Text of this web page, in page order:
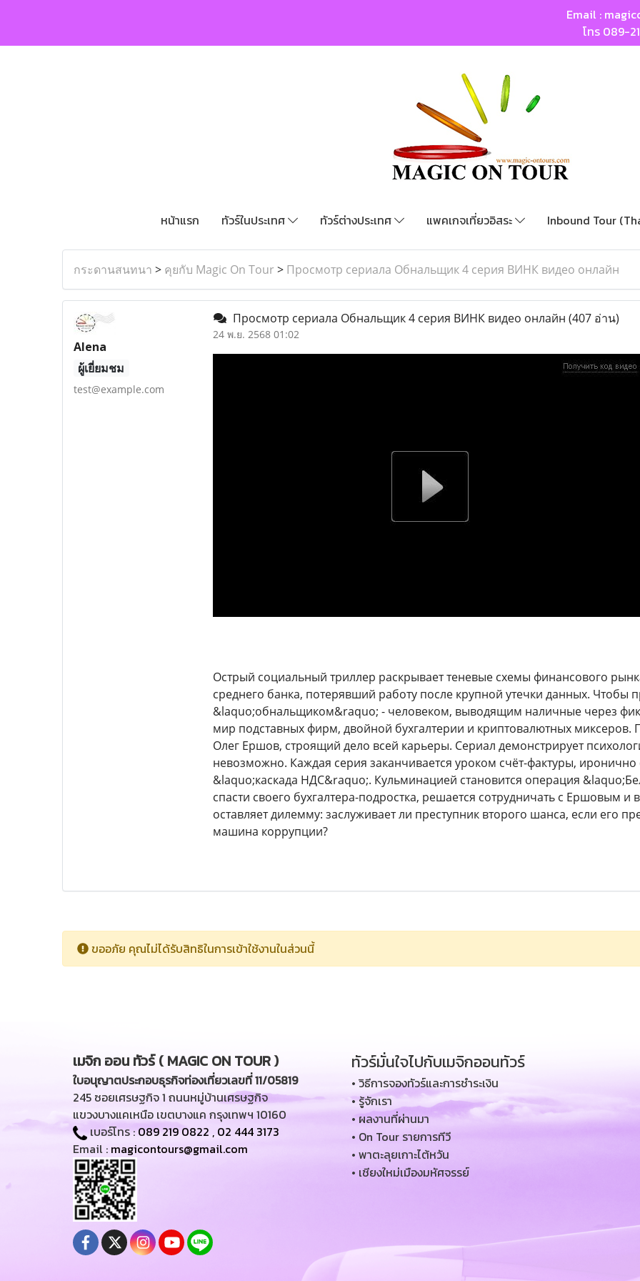
Email :
โทร 089-
หน้าแรก ทัวร์ในประเทศ ทัวร์ต่างประเทศ แพคเกจเที่ยวอิสระ Inbound Tour
กระดานสนทนา > คุยกับ Magic On Tour > Просмотр сериала Обнальщик 4 серия ВИНК видео онлайн
Alena
ผู้เยี่ยมชม
test@example.com
Просмотр сериала Обнальщик 4 серия ВИНК видео онлайн (407 อ่าน)
24 พ.ย. 2568 01:02
Острый социальный триллер раскрывает теневые схемы финансового
среднего банка, потерявший работу после крупной утечки данных. Чтобы
&laquo;обнальщиком&raquo; - человеком, выводящим наличные через
мир подставных фирм, двойной бухгалтерии и криптовалютных миксеров.
Олег Ершов, строящий дело всей карьеры. Сериал демонстрирует
невозможно. Каждая серия заканчивается уроком счёт-фактуры,
&laquo;каскада НДС&raquo;. Кульминацией становится операция
спасти своего бухгалтера-подростка, решается сотрудничать с Ершовым и
оставляет дилемму: заслуживает ли преступник второго шанса, если его
машина коррупции?
ขออภัย คุณไม่ได้รับสิทธิในการเข้าใช้งานในส่วนนี้
เมจิก ออน ทัวร์ ( MAGIC ON TOUR )
ใบอนุญาตประกอบธุรกิจท่องเที่ยวเลขที่ 11/05819
245 ซอยเศรษฐกิจ 1 ถนนหมู่บ้านเศรษฐกิจ
แขวงบางแคเหนือ เขตบางแค กรุงเทพฯ 10160
เบอร์โทร :089 219 0822 , 02 444 3173
Email : magicontours@gmail.com
ทัวร์มั่นใจไปกับเมจิกออนทัวร์
• วิธีการจองทัวร์และการชำระเงิน
• รู้จักเรา
• ผลงานที่ผ่านมา
• On Tour รายการทีวี
• พาตะลุยเกาะไต้หวัน
• เชียงใหม่เมืองมหัศจรรย์